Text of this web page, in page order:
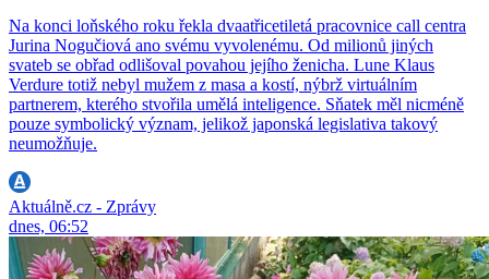
Na konci loňského roku řekla dvaatřicetiletá pracovnice call centra
Jurina Nogučiová ano svému vyvolenému. Od milionů jiných
svateb se obřad odlišoval povahou jejího ženicha. Lune Klaus
Verdure totiž nebyl mužem z masa a kostí, nýbrž virtuálním
partnerem, kterého stvořila umělá inteligence. Sňatek měl nicméně
pouze symbolický význam, jelikož japonská legislativa takový
neumožňuje.
Aktuálně.cz - Zprávy
dnes, 06:52